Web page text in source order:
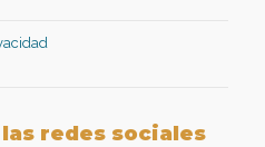
redes sociales